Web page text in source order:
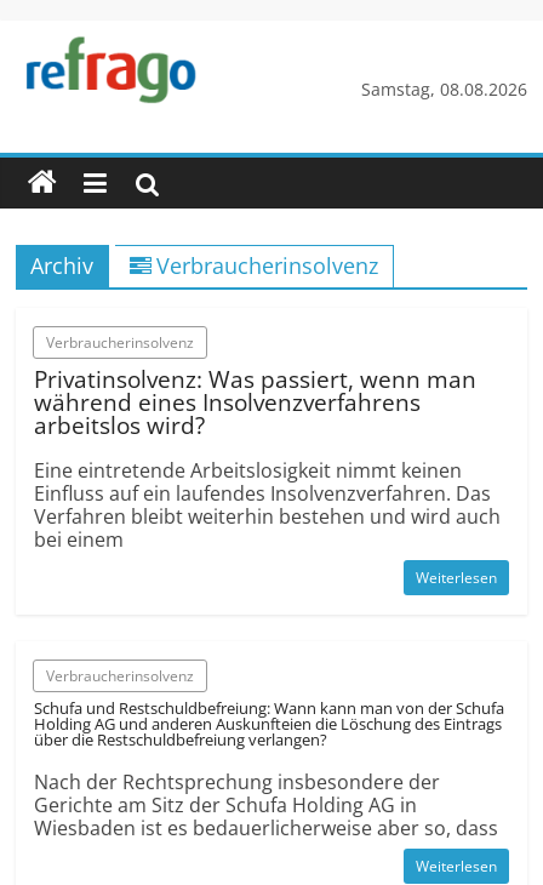
springen
Samstag, 08.08.2026
refrago
Rechtsfragen
online
verständlich
erklärt
Archiv Verbraucherinsolvenz
Verbraucherinsolvenz
Privatinsolvenz: Was passiert, wenn man
während eines Insolvenzverfahrens
arbeitslos wird?
Eine eintretende Arbeitslosigkeit nimmt keinen
Einfluss auf ein laufendes Insolvenzverfahren. Das
Verfahren bleibt weiterhin bestehen und wird auch
bei einem
Weiterlesen
Verbraucherinsolvenz
Schufa und Restschuldbefreiung: Wann kann man von der Schufa
Holding AG und anderen Auskunfteien die Löschung des Eintrags
über die Restschuldbefreiung verlangen?
Nach der Rechtsprechung insbesondere der
Gerichte am Sitz der Schufa Holding AG in
Wiesbaden ist es bedauerlicherweise aber so, dass
Weiterlesen